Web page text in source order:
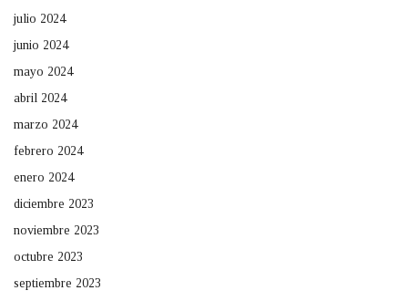
julio 2024
junio 2024
mayo 2024
abril 2024
marzo 2024
febrero 2024
enero 2024
diciembre 2023
noviembre 2023
octubre 2023
septiembre 2023